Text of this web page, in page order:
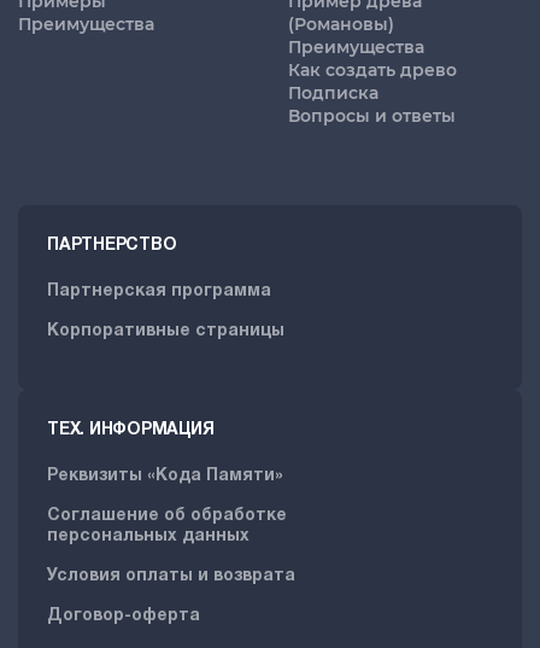
Преимущества
(Романовы)
Преимущества
Как создать древо
Подписка
Вопросы и ответы
ПАРТНЕРСТВО
Партнерская программа
Корпоративные страницы
ТЕХ. ИНФОРМАЦИЯ
Реквизиты «Кода Памяти»
Соглашение об обработке
персональных данных
Условия оплаты и возврата
Договор-оферта